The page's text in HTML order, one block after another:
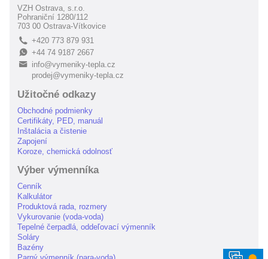
VZH Ostrava, s.r.o.
Pohraniční 1280/112
703 00 Ostrava-Vítkovice
L +420 773 879 931
E+44 74 9187 2667
B
info@vymeniky-tepla.cz
prodej@vymeniky-tepla.cz
Užitočné odkazy
Obchodné podmienky
Certifikáty, PED, manuál
Inštalácia a čistenie
Zapojení
Koroze, chemická odolnosť
Výber výmenníka
Cenník
Kalkulátor
Produktová rada, rozmery
Vykurovanie (voda-voda)
Tepelné čerpadlá, oddeľovací výmenník
Soláry
Bazény